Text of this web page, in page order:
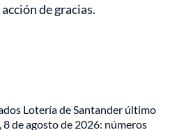
de gracias.
Lotería de Santander último
8 de agosto de 2026: números